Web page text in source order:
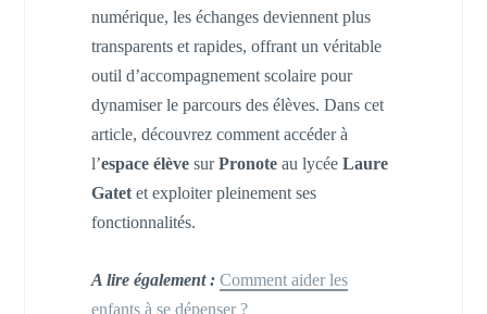
numérique, les échanges deviennent plus
transparents et rapides, offrant un véritable
outil d’accompagnement scolaire pour
dynamiser le parcours des élèves. Dans cet
article, découvrez comment accéder à
l’espace élèvesurPronoteau lycée Laure
Gatetet exploiter pleinement ses
fonctionnalités.
A lire également : Comment aider les
enfants à se dépenser ?